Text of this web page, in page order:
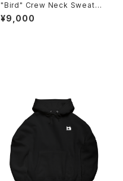
"Bird" Crew Neck Sweatshi
rt
¥9,000